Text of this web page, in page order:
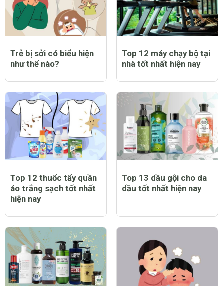
Trẻ bị sởi có biểu hiện
như thế nào?
Top 12 máy chạy bộ tại
nhà tốt nhất hiện nay
Top 12 thuốc tẩy quần
áo trắng sạch tốt nhất
hiện nay
Top 13 dầu gội cho da
dầu tốt nhất hiện nay